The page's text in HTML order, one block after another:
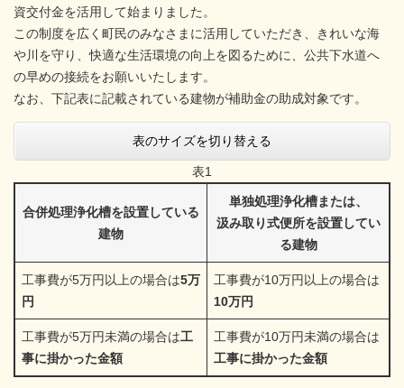
資交付金を活用して始まりました。
この制度を広く町民のみなさまに活用していただき、きれいな海
や川を守り、快適な生活環境の向上を図るために、公共下水道へ
の早めの接続をお願いいたします。
なお、下記表に記載されている建物が補助金の助成対象です。
表のサイズを切り替える
表1
合併処理浄化槽を設置している
建物
単独処理浄化槽または、
汲み取り式便所を設置してい
る建物
工事費が5万円以上の場合は5万
円
工事費が10万円以上の場合は
10万円
工事費が5万円未満の場合は工
事に掛かった金額
工事費が10万円未満の場合は
工事に掛かった金額